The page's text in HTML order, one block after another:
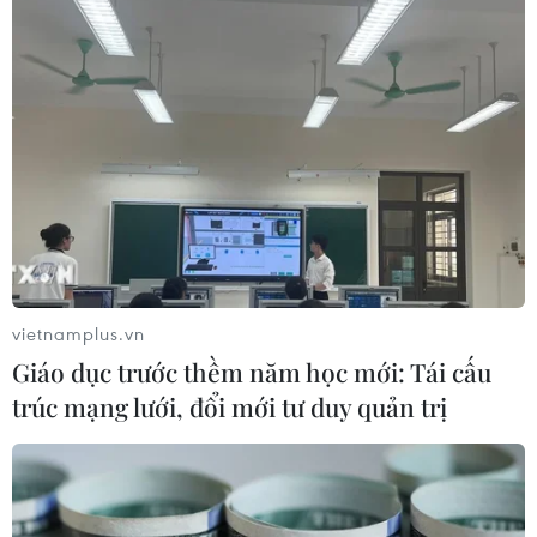
CƠ QUAN CHỦ QUẢN: THÔNG TẤN XÃ VIỆT NAM
Tổng Biên tập: TRẦN TIẾN DUẨN
Sở hữu trí tuệ
Quy định sử dụng
RSS
Ngôn ngữ
TTXVN
vietnamplus.vn
Giáo dục trước thềm năm học mới: Tái cấu
trúc mạng lưới, đổi mới tư duy quản trị